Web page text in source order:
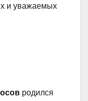
и уважаемых
родился